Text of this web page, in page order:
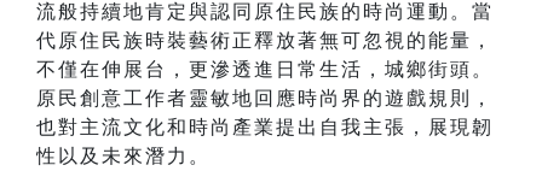
流般持續地肯定與認同原住民族的時尚運動。當
代原住民族時裝藝術正釋放著無可忽視的能量，
不僅在伸展台，更滲透進日常生活，城鄉街頭。
原民創意工作者靈敏地回應時尚界的遊戲規則，
也對主流文化和時尚產業提出自我主張，展現韌
性以及未來潛力。